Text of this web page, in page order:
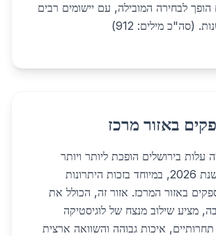
הופך לבחירה המובילה, עם יישומים רבים
(סה"כ מילים: 912)
באזור מרכז
עלות בירושלים הופכת ליותר ויותר
אטרקטיבית בשנת 2026, במיוחד בזכות היתרונות
באזור המרכז. אזור זה, הכולל את
מציע שילוב מנצח של לוגיסטיקה
איכות גבוהה והשוואה ארצית